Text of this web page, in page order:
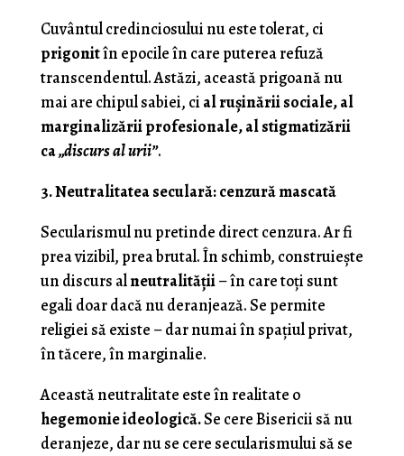
Cuvântul credinciosului nu este tolerat, ci
prigonitîn epocile în care puterea refuză
transcendentul. Astăzi, această prigoană nu
mai are chipul sabiei, ci al rușinării sociale, al
marginalizării profesionale, al stigmatizării
ca„discurs al urii”.
3. Neutralitatea seculară: cenzură mascată
Secularismul nu pretinde direct cenzura. Ar fi
prea vizibil, prea brutal. În schimb, construiește
un discurs alneutralității– în care toți sunt
egali doar dacă nu deranjează. Se permite
religiei să existe – dar numai în spațiul privat,
în tăcere, în marginalie.
Această neutralitate este în realitate o
hegemonie ideologică.Se cere Bisericii să nu
deranjeze, dar nu se cere secularismului să se